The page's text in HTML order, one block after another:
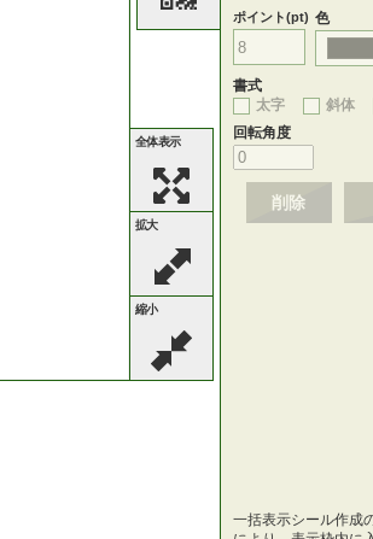
全体表示
拡大
縮小
ポイント(pt) 色
書式
太字
斜体
回転角度
削除
一括表示シール作成